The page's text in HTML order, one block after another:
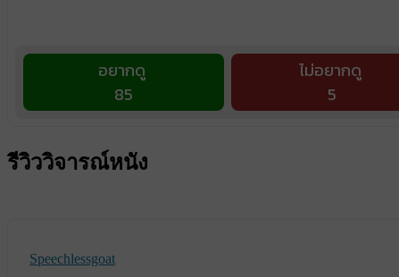
อยากดู
85
ไม่อยากดู
5
รีวิววิจารณ์หนัง
Speechlessgoat